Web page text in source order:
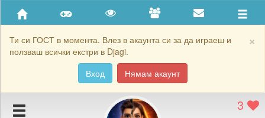
×
Ти си ГОСТ в момента. Влез в акаунта си за да играеш и
ползваш всички екстри в Djagi.
Вход
Нямам акаунт
Приятели
Хронология на игри
Подаръците на Златка Стоянчева 3